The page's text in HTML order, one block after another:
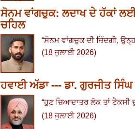
ਸੋਨਮ ਵਾਂਗਚੁਕ: ਲਦਾਖ ਦੇ ਹੱਕਾਂ
ਚਹਿਲ
“ਸੋਨਮ ਵਾਂਗਚੁਕ ਦੀ ਜ਼ਿੰਦਗੀ,
(18 ਜੁਲਾਈ 2026)
ਹਵਾਈ ਅੱਡਾ --- ਡਾ. ਗੁਰਜੀਤ
“ਹੁਣ ਜ਼ਿਆਦਾਤਰ ਲੋਕ ਤਾਂ
(18 ਜੁਲਾਈ 2026)